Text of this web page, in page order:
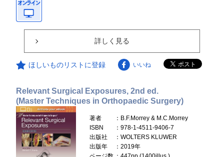
詳しく見る
ほしいものリストに登録 いいね
Relevant Surgical Exposures, 2nd ed.
(Master Techniques in Orthopaedic Surgery)
著者
：B.F.Morrey & M.C.Morrey
ISBN
：978-1-4511-9406-7
出版社
：WOLTERS KLUWER
出版年
：2019年